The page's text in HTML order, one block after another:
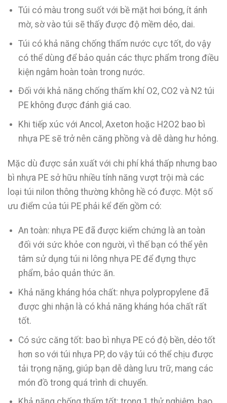
Túi có màu trong suốt với bề mặt hơi bóng, ít ánh
mờ, sờ vào túi sẽ thấy được độ mềm dẻo, dai.
Túi có khả năng chống thấm nước cực tốt, do vậy
có thể dùng để bảo quản các thực phẩm trong điều
kiện ngâm hoàn toàn trong nước.
Đối với khả năng chống thấm khí O2, CO2 và N2 túi
PE không được đánh giá cao.
Khi tiếp xúc với Ancol, Axeton hoặc H2O2 bao bì
nhựa PE sẽ trở nên căng phồng và dễ dàng hư hỏng.
Mặc dù được sản xuất với chi phí khá thấp nhưng bao
bì nhựa PE sở hữu nhiều tính năng vượt trội mà các
loại túi nilon thông thường không hề có được. Một số
ưu điểm của túi PE phải kể đến gồm có:
An toàn: nhựa PE đã được kiểm chứng là an toàn
đối với sức khỏe con người, vì thế bạn có thể yên
tâm sử dụng túi ni lông nhựa PE để đựng thực
phẩm, bảo quản thức ăn.
Khả năng kháng hóa chất: nhựa polypropylene đã
được ghi nhận là có khả năng kháng hóa chất rất
tốt.
Có sức căng tốt: bao bì nhựa PE có độ bền, dẻo tốt
hơn so với túi nhựa PP, do vậy túi có thể chịu được
tải trọng nặng, giúp bạn dễ dàng lưu trữ, mang các
món đồ trong quá trình di chuyển.